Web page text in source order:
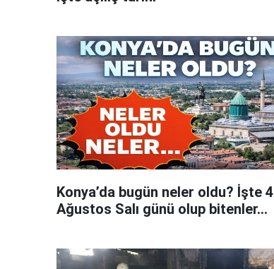
Konya’da bugün neler oldu? İşte 4
Ağustos Salı günü olup bitenler…